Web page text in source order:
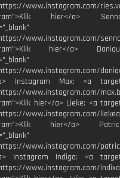
www.instagram.com/
hier</a>
www.instagram.com/
hier</a>
www.instagram.com/
Instagram Max: <a
www.instagram.com/
hier</a> Lieke: <a
www.instagram.com/
hier</a>
www.instagram.com/
Instagram Indigo: <a
www.instagram.com/